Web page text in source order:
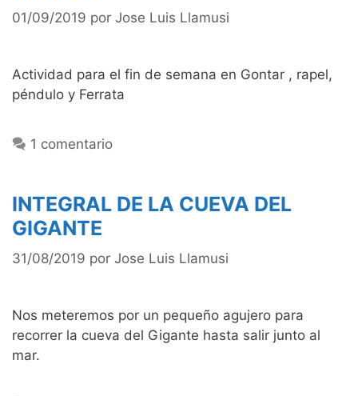
01/09/2019 por Jose Luis Llamusi
Actividad para el fin de semana en Gontar , rapel,
péndulo y Ferrata
1 comentario
INTEGRAL DE LA CUEVA DEL
GIGANTE
31/08/2019 por Jose Luis Llamusi
Nos meteremos por un pequeño agujero para
recorrer la cueva del Gigante hasta salir junto al
mar.